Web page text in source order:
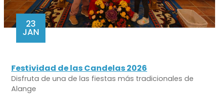
23
JAN
Festividad de las Candelas 2026
Disfruta de una de las fiestas más tradicionales de
Alange